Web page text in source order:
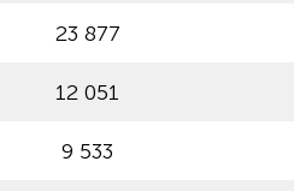
23 877
12 051
9 533